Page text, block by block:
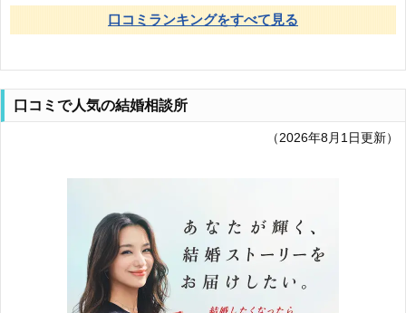
口コミランキングをすべて見る
口コミで人気の結婚相談所
（2026年8月1日更新）